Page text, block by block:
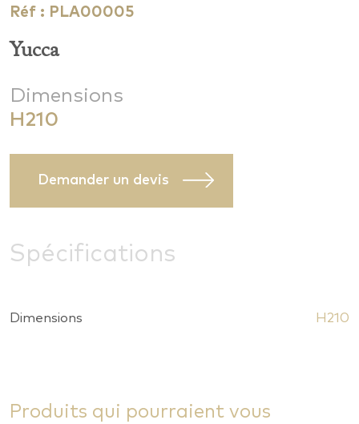
Réf : PLA00005
Yucca
Dimensions
H210
Demander un devis
Spécifications
Dimensions H210
Produits qui pourraient vous